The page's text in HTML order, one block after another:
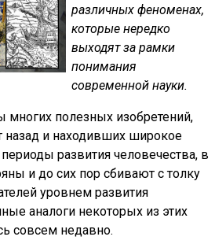
различных феноменах,
которые нередко
выходят за рамки
понимания
современной науки.
многих полезных изобретений,
назад и находивших широкое
развития человечества, в
и до сих пор сбивают с толку
уровнем развития
аналоги некоторых из этих
совсем недавно.